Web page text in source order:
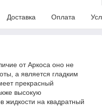
Доставка Оплата
от Аркоса оно не
а является гладким
прекрасный
высокую
жидкости на квадратный